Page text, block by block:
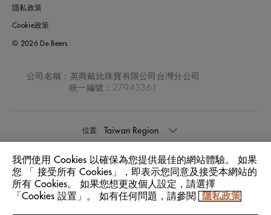
隱私政策
Cookie政策
© 2026 De Beers
公司名稱：英商戴比珠寶有限公司台灣分公司
統一編號：27943361
位置: Taiwan Region
語言: 中文
我們使用 Cookies 以確保為您提供最佳的網站體驗。 如果
您 「 接受所有 Cookies」，即表示您同意及接受本網站的
所有 Cookies。 如果您想更改個人設定，請選擇
「Cookies 設置」。 如有任何問題，請參閱
隱私政策